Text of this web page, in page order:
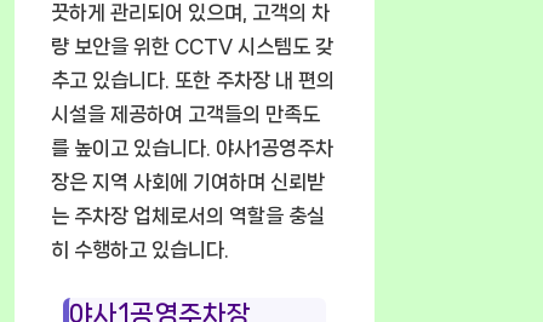
끗하게 관리되어 있으며, 고객의 차
량 보안을 위한 CCTV 시스템도 갖
추고 있습니다. 또한 주차장 내 편의
시설을 제공하여 고객들의 만족도
를 높이고 있습니다. 야사1공영주차
장은 지역 사회에 기여하며 신뢰받
는 주차장 업체로서의 역할을 충실
히 수행하고 있습니다.
야사1공영주차장